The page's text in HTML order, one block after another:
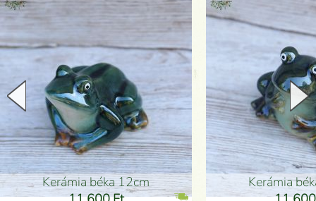
Kerámia béka 12cm
Kerámia